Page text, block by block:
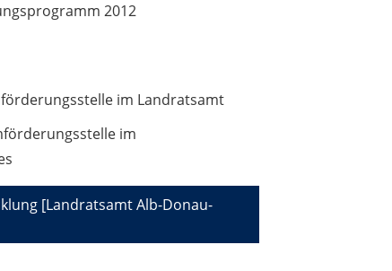
2012
im Landratsamt
im
[Landratsamt Alb-Donau-